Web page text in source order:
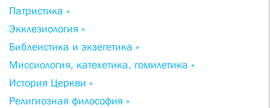
Патристика »
Экклезиология »
Библеистика и экзегетика »
Миссиология, катехетика, гомилетика »
История Церкви »
Религиозная философия »